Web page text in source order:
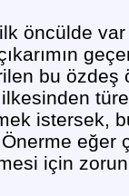
öncülde
bu
ilkesinden
istersek,
Önerme
için